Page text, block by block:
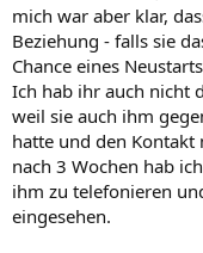
mich war aber klar,
Beziehung - falls sie
Chance eines
Ich hab ihr auch nicht
weil sie auch ihm
hatte und den Kontakt
nach 3 Wochen hab
ihm zu telefonieren
eingesehen.